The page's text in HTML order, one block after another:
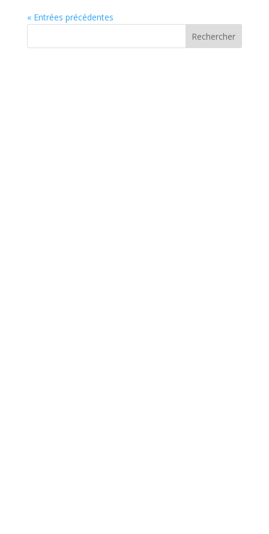
« Entrées précédentes
Rechercher